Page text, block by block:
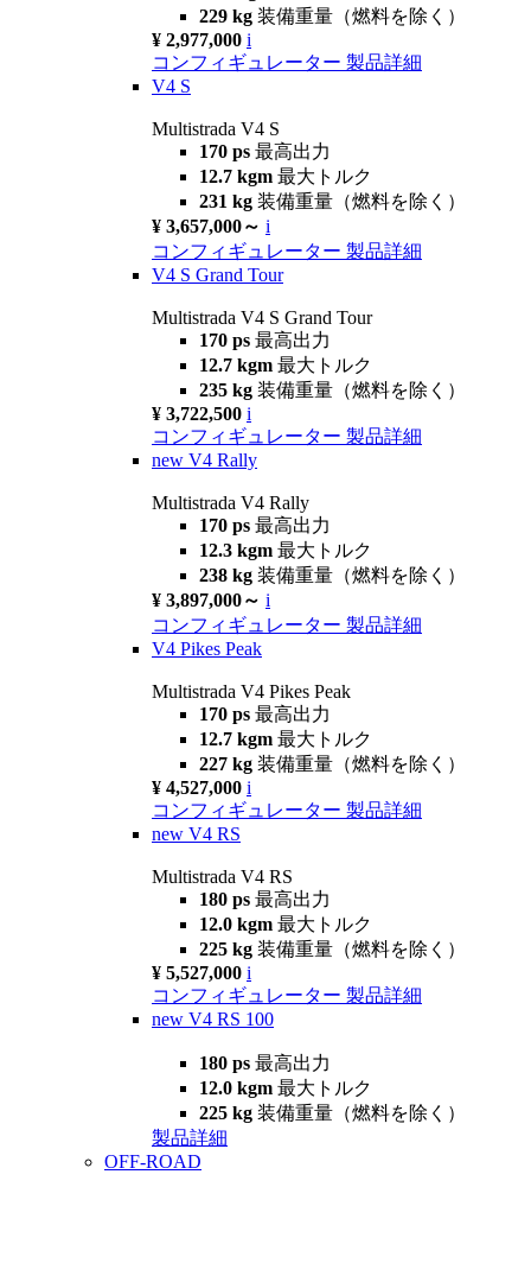
229 kg 装備重量（燃料を除く）
¥ 2,977,000 i
コンフィギュレーター 製品詳細
V4 S
Multistrada V4 S
170 ps 最高出力
12.7 kgm 最大トルク
231 kg 装備重量（燃料を除く）
¥ 3,657,000～ i
コンフィギュレーター 製品詳細
V4 S Grand Tour
Multistrada V4 S Grand Tour
170 ps 最高出力
12.7 kgm 最大トルク
235 kg 装備重量（燃料を除く）
¥ 3,722,500 i
コンフィギュレーター 製品詳細
new V4 Rally
Multistrada V4 Rally
170 ps 最高出力
12.3 kgm 最大トルク
238 kg 装備重量（燃料を除く）
¥ 3,897,000～ i
コンフィギュレーター 製品詳細
V4 Pikes Peak
Multistrada V4 Pikes Peak
170 ps 最高出力
12.7 kgm 最大トルク
227 kg 装備重量（燃料を除く）
¥ 4,527,000 i
コンフィギュレーター 製品詳細
new V4 RS
Multistrada V4 RS
180 ps 最高出力
12.0 kgm 最大トルク
225 kg 装備重量（燃料を除く）
¥ 5,527,000 i
コンフィギュレーター 製品詳細
new V4 RS 100
180 ps 最高出力
12.0 kgm 最大トルク
225 kg 装備重量（燃料を除く）
製品詳細
OFF-ROAD